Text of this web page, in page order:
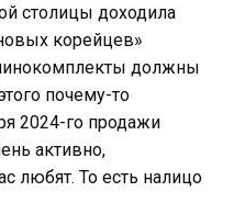
столицы доходила
корейцев»
должны
почему-то
2024-го продажи
активно,
любят. То есть налицо